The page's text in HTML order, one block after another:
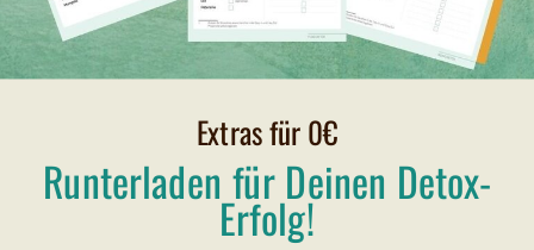
Extras für 0€
Runterladen für Deinen Detox-
Erfolg!